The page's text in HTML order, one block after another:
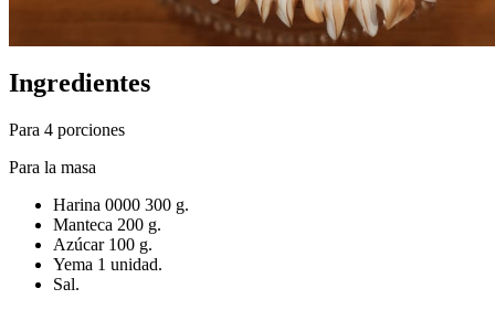
Ingredientes
Para 4 porciones
Para la masa
Harina 0000 300 g.
Manteca 200 g.
Azúcar 100 g.
Yema 1 unidad.
Sal.